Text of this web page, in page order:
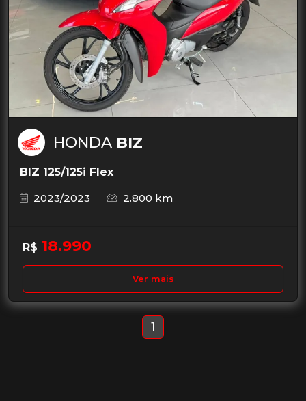
HONDA BIZ
BIZ 125/125i Flex
2023/2023
2.800 km
R$ 18.990
Ver mais
1